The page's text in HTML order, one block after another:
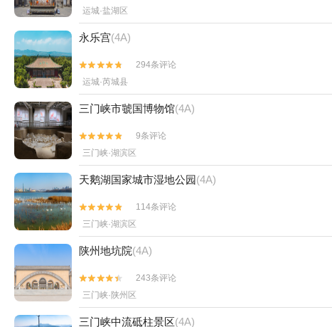
运城·盐湖区
永乐宫(4A)


294条评论
运城·芮城县
三门峡市虢国博物馆(4A)


9条评论
三门峡·湖滨区
天鹅湖国家城市湿地公园(4A)


114条评论
三门峡·湖滨区
陕州地坑院(4A)


243条评论
三门峡·陕州区
三门峡中流砥柱景区(4A)